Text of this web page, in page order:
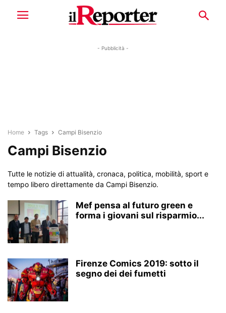
- Pubblicità -
Home Tags Campi Bisenzio
Campi Bisenzio
Tutte le notizie di attualità, cronaca, politica, mobilità, sport e
tempo libero direttamente da Campi Bisenzio.
Mef pensa al futuro green e
forma i giovani sul risparmio...
Firenze Comics 2019: sotto il
segno dei dei fumetti